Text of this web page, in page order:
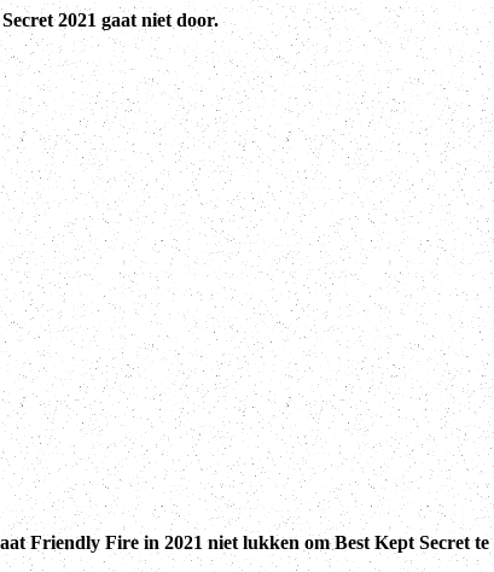
2021 gaat niet door.
Friendly Fire in 2021 niet lukken om Best Kept Secret